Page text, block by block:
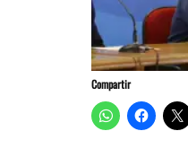
Compartir